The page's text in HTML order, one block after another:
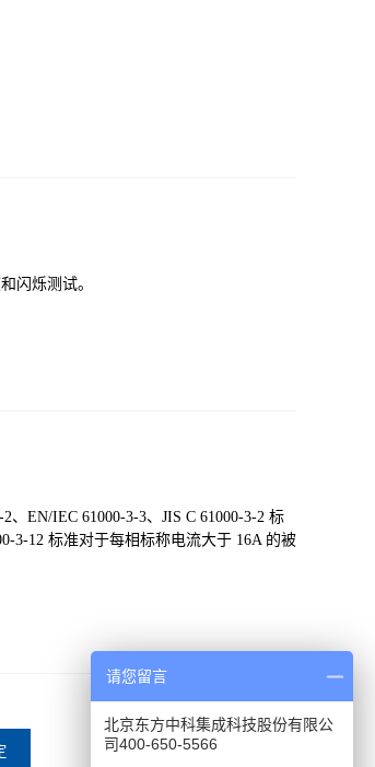
闪烁测试。
EN/IEC 61000-3-3、JIS C 61000-3-2 标
3-12 标准对于每相标称电流大于 16A 的被
请您留言
北京东方中科集成科技股份有限公
司400-650-5566